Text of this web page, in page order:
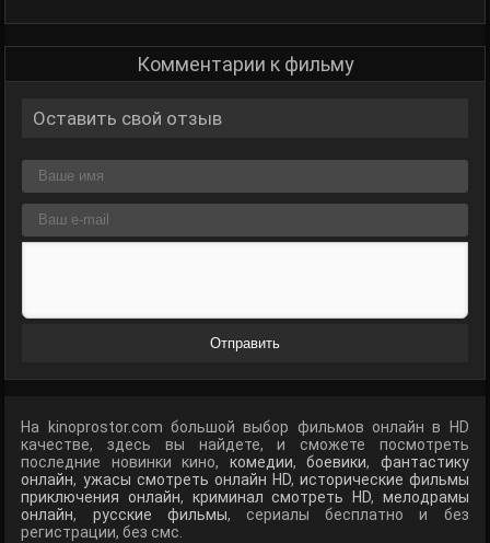
Комментарии к фильму
Оставить свой отзыв
Отправить
На kinoprostor.com большой выбор фильмов онлайн в HD
качестве, здесь вы найдете, и сможете посмотреть
последние новинки кино, комедии,боевики, фантастику
онлайн, ужасы смотреть онлайн HD, исторические фильмы
приключения онлайн, криминал смотреть HD, мелодрамы
онлайн, русские фильмы, сериалы бесплатно и без
регистрации, без смс.